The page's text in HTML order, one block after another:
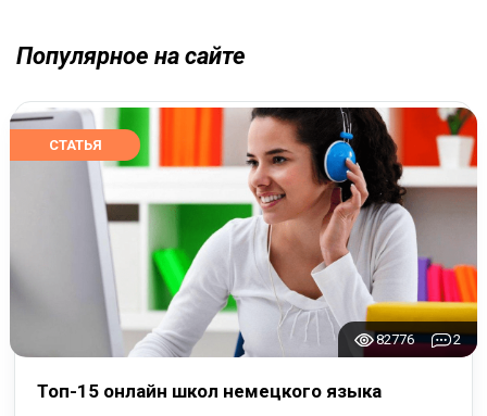
Популярное на сайте
СТАТЬЯ
82776 2
Топ-15 онлайн школ немецкого языка